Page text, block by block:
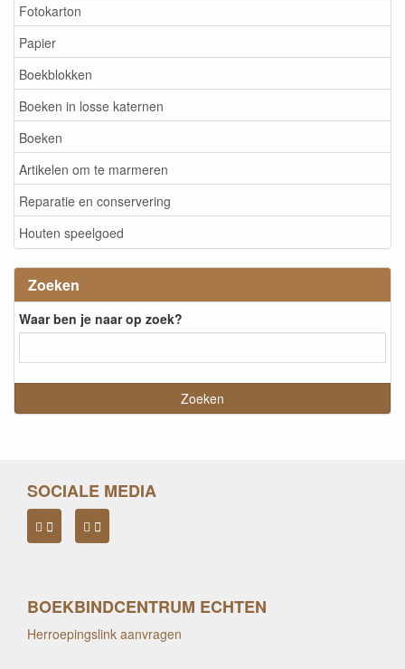
Fotokarton
Papier
Boekblokken
Boeken in losse katernen
Boeken
Artikelen om te marmeren
Reparatie en conservering
Houten speelgoed
Zoeken
Waar ben je naar op zoek?
SOCIALE MEDIA
BOEKBINDCENTRUM ECHTEN
Herroepingslink aanvragen